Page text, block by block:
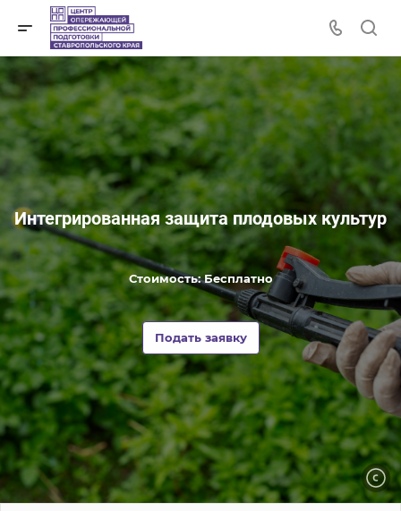
Интегрированная защита плодовых культур
Стоимость: Бесплатно
Подать заявку